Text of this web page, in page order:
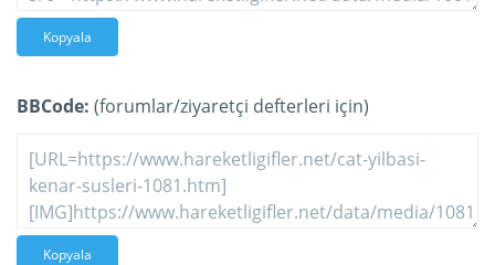
Kopyala
BBCode: (forumlar/ziyaretçi defterleri için)
Kopyala